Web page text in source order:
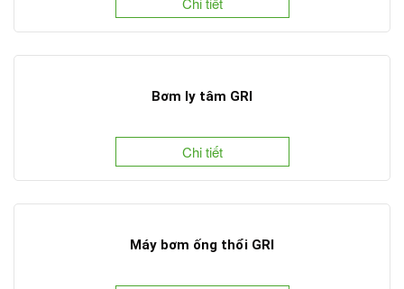
Bơm ly tâm GRI
Chi tiết
Máy bơm ống thổi GRI